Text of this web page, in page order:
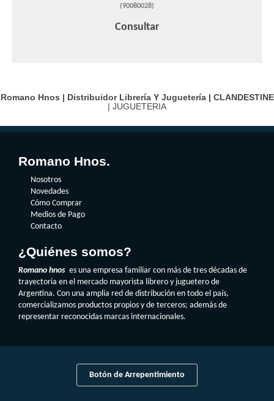
(90080028)
Consultar
Romano Hnos | Distribuidor Librería Y Juguetería | CLANDESTINE
| JUGUETERIA
Romano Hnos.
Nosotros
Novedades
Cómo Comprar
Medios de Pago
Contacto
¿Quiénes somos?
Romano hnos es una empresa familiar con más de tres décadas de
trayectoria en el mercado mayorista librero y juguetero de
Argentina. Con una amplia red de distribución en todo el país,
comercializamos productos propios y de terceros; además de
representar reconocidas marcas internacionales.
Botón de Arrepentimiento